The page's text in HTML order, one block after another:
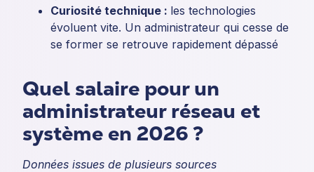
Curiosité technique : les technologies
évoluent vite. Un administrateur qui cesse de
se former se retrouve rapidement dépassé
Quel salaire pour un
administrateur réseau et
système en 2026 ?
Données issues de plusieurs sources